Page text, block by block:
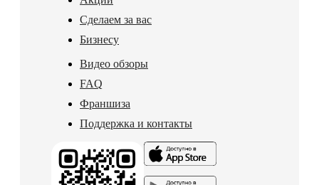
Сделаем за вас
Бизнесу
Видео обзоры
FAQ
Франшиза
Поддержка и контакты